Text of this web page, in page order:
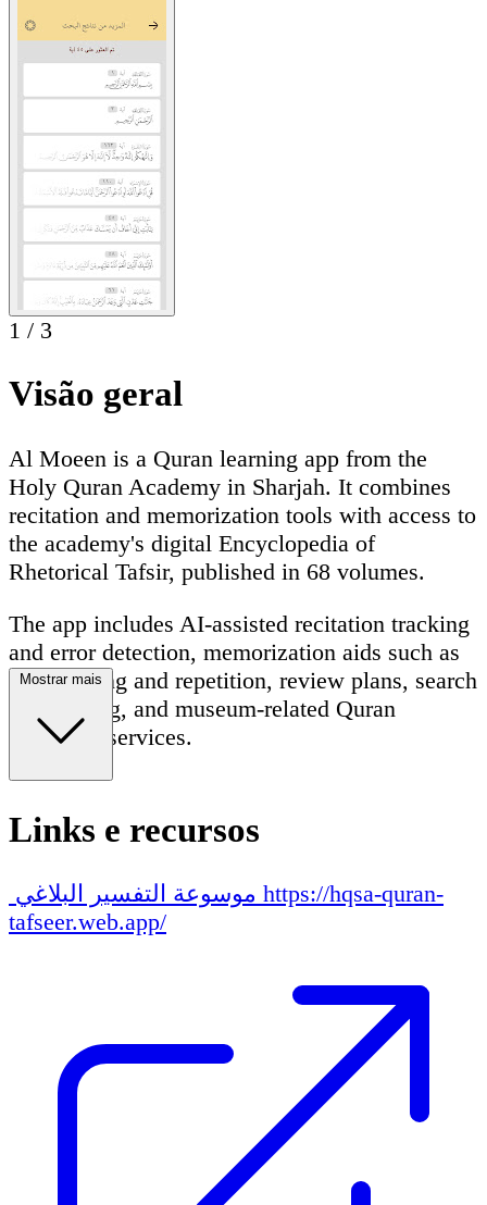
1 / 3
Visão geral
Al Moeen is a Quran learning app from the
Holy Quran Academy in Sharjah. It combines
recitation and memorization tools with access to
the academy's digital Encyclopedia of
Rhetorical Tafsir, published in 68 volumes.
The app includes AI-assisted recitation tracking
and error detection, memorization aids such as
verse hiding and repetition, review plans, search
and sharing, and museum-related Quran
Academy services.
Links e recursos
موسوعة التفسير البلاغي https://hqsa-quran-
tafseer.web.app/